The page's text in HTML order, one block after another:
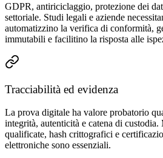
GDPR, antiriciclaggio, protezione dei
settoriale. Studi legali e aziende
automatizzino la verifica di conformità,
immutabili e facilitino la risposta alle
Tracciabilità ed evidenza
La prova digitale ha valore probatorio
integrità, autenticità e catena di custodia.
qualificate, hash crittografici e
elettroniche sono essenziali.